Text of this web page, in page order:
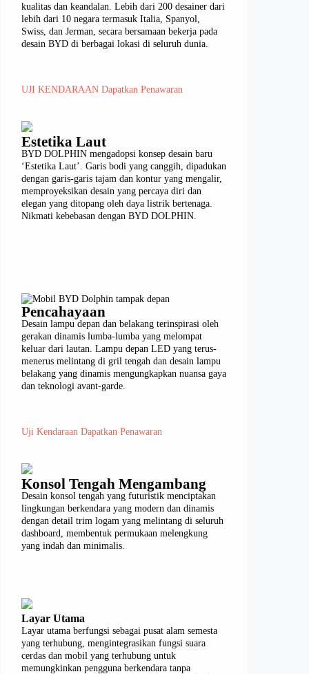
kualitas dan keandalan. Lebih dari 200 desainer dari
lebih dari 10 negara termasuk Italia, Spanyol,
Swiss, dan Jerman, secara bersamaan bekerja pada
desain BYD di berbagai lokasi di seluruh dunia.
UJI KENDARAAN Dapatkan Penawaran
Estetika Laut
BYD DOLPHIN mengadopsi konsep desain baru
‘Estetika Laut’. Garis bodi yang canggih, dipadukan
dengan garis-garis tajam dan kontur yang mengalir,
memproyeksikan desain yang percaya diri dan
elegan yang ditopang oleh daya listrik bertenaga.
Nikmati kebebasan dengan BYD DOLPHIN.
Pencahayaan
Desain lampu depan dan belakang terinspirasi oleh
gerakan dinamis lumba-lumba yang melompat
keluar dari lautan. Lampu depan LED yang terus-
menerus melintang di gril tengah dan desain lampu
belakang yang dinamis mengungkapkan nuansa gaya
dan teknologi avant-garde.
Uji Kendaraan Dapatkan Penawaran
Konsol Tengah Mengambang
Desain konsol tengah yang futuristik menciptakan
lingkungan berkendara yang modern dan dinamis
dengan detail trim logam yang melintang di seluruh
dashboard, membentuk permukaan melengkung
yang indah dan minimalis.
Layar Utama
Layar utama berfungsi sebagai pusat alam semesta
yang terhubung, mengintegrasikan fungsi suara
cerdas dan mobil yang terhubung untuk
memungkinkan pengguna berkendara tanpa